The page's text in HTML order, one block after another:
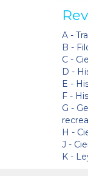
A -
B -
C -
D -
E -
F -
G -
H -
J -
K -